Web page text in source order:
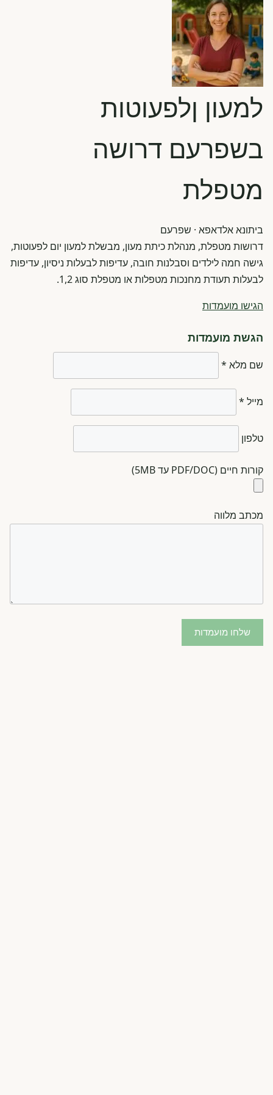
למעון ןלפעוטות
בשפרעם דרושה
מטפלת
ביתונא אלדאפא · שפרעם
דרושות מטפלת, מנהלת כיתת מעון, מבשלת למעון יום לפעוטות,
גישה חמה לילדים וסבלנות חובה, עדיפות לבעלות ניסיון, עדיפות
לבעלות תעודת מחנכות מטפלות או מטפלת סוג 1,2.
הגישו מועמדות
הגשת מועמדות
שם מלא *
מייל *
טלפון
קורות חיים (PDF/DOC עד 5MB)
מכתב מלווה
שלחו מועמדות